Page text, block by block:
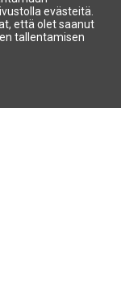
evästeitä.
että olet saanut
tallentamisen